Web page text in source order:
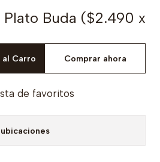
Plato Buda ($2.490 x
Carro Comprar ahora
de favoritos